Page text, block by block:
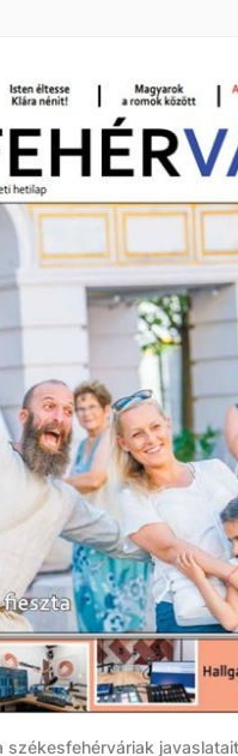
székesfehérváriak